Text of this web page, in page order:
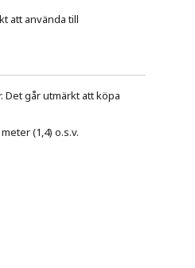
att använda till
Det går utmärkt att köpa
(1,4) o.s.v.